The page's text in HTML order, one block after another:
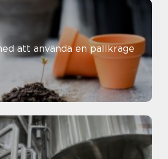
att använda en pallkrage